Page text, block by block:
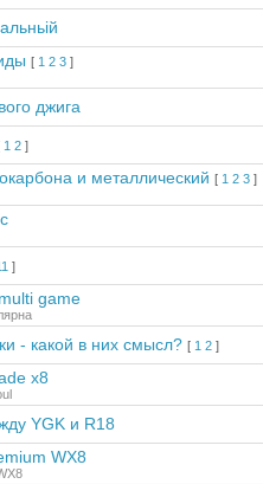
[ 1 2 3 ]
джига
1 2 ]
и металлический [ 1 2 3 ]
]
game
- какой в них смысл? [ 1 2 ]
х8
YGK и R18
WX8